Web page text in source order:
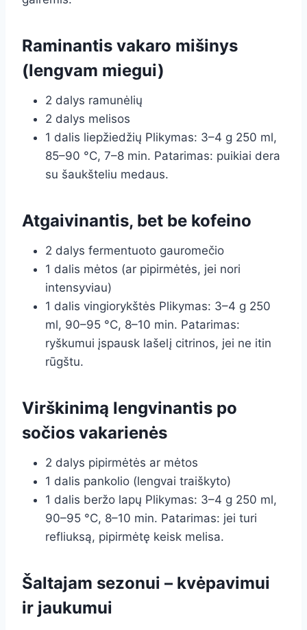
Raminantis vakaro mišinys
(lengvam miegui)
2 dalys ramunėlių
2 dalys melisos
1 dalis liepžiedžių Plikymas: 3–4 g 250 ml,
85–90 °C, 7–8 min. Patarimas: puikiai dera
su šaukšteliu medaus.
Atgaivinantis, bet be kofeino
2 dalys fermentuoto gauromečio
1 dalis mėtos (ar pipirmėtės, jei nori
intensyviau)
1 dalis vingiorykštės Plikymas: 3–4 g 250
ml, 90–95 °C, 8–10 min. Patarimas:
ryškumui įspausk lašelį citrinos, jei ne itin
rūgštu.
Virškinimą lengvinantis po
sočios vakarienės
2 dalys pipirmėtės ar mėtos
1 dalis pankolio (lengvai traiškyto)
1 dalis beržo lapų Plikymas: 3–4 g 250 ml,
90–95 °C, 8–10 min. Patarimas: jei turi
refliuksą, pipirmėtę keisk melisa.
Šaltajam sezonui – kvėpavimui
ir jaukumui